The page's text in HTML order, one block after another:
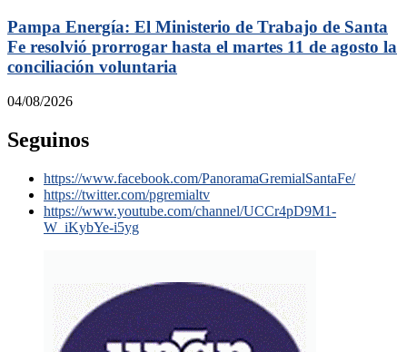
Pampa Energía: El Ministerio de Trabajo de Santa
Fe resolvió prorrogar hasta el martes 11 de agosto la
conciliación voluntaria
04/08/2026
Seguinos
https://www.facebook.com/PanoramaGremialSantaFe/
https://twitter.com/pgremialtv
https://www.youtube.com/channel/UCCr4pD9M1-
W_iKybYe-i5yg